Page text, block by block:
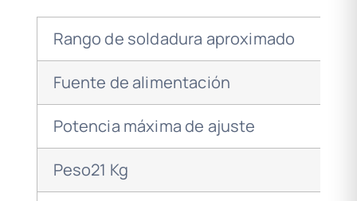
Rango de soldadura aproximado
Fuente de alimentación
Potencia máxima de ajuste
Peso21 Kg